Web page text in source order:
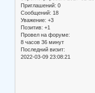
Приглашений: 0
Сообщений: 18
Уважение: +3
Позитив: +1
Провел на форуме:
8 часов 36 минут
Последний визит:
2022-03-09 23:08:21